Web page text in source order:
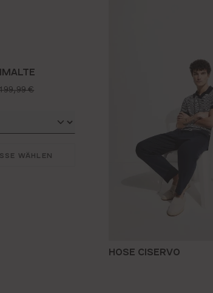
HOSE CISERVO
preis:
€
WÄHLEN